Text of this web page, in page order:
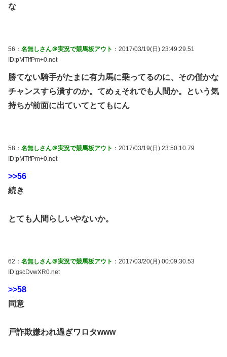
な
56： 名無しさん＠実況で競馬板アウト ：2017/03/19(日) 23:49:29.51
ID:pMTlfPm+0.net
勝てない騎手がたまに有力馬に乗ってるのに、その僅かな
チャンスすら潰すのか。てめぇそれでも人間か。という気
持ちが前面に出ていてとてもにん
58： 名無しさん＠実況で競馬板アウト ：2017/03/19(日) 23:50:10.79
ID:pMTlfPm+0.net
>>56
続き
とても人間らしいやないか。
62： 名無しさん＠実況で競馬板アウト ：2017/03/20(月) 00:09:30.53
ID:gscDvwXR0.net
>>58
同意
戸詐欺嫌われ過ぎワロタwww